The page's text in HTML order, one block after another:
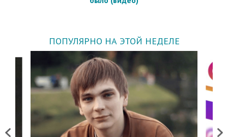
ПОПУЛЯРНО НА ЭТОЙ НЕДЕЛЕ
Previous Next